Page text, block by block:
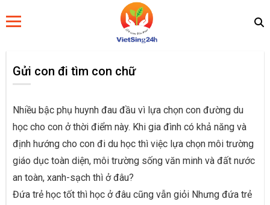
Gửi con đi tìm con chữ
Nhiều bậc phụ huynh đau đầu vì lựa chọn con đường du
học cho con ở thời điểm này. Khi gia đình có khả năng và
định hướng cho con đi du học thì việc lựa chọn môi trường
giáo dục toàn diện, môi trường sống văn minh và đất nước
an toàn, xanh-sạch thì ở đâu?
Đứa trẻ học tốt thì học ở đâu cũng vẫn giỏi Nhưng đứa trẻ